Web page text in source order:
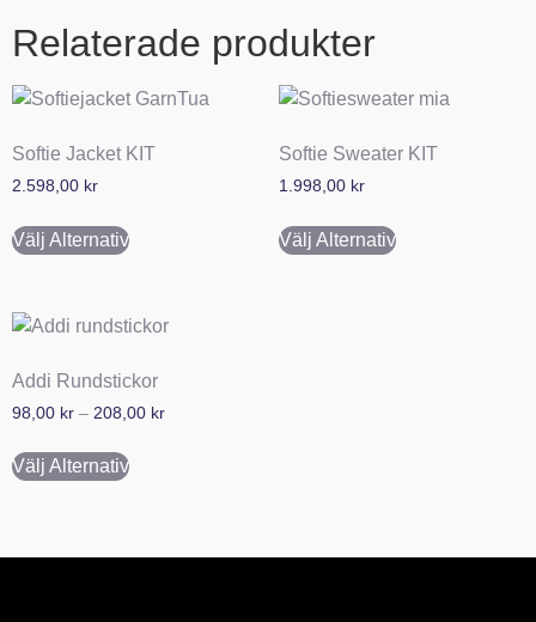
Relaterade produkter
Softie Jacket KIT
2.598,00 kr
Välj Alternativ
Softie Sweater KIT
1.998,00 kr
Välj Alternativ
Addi Rundstickor
98,00 kr – 208,00 kr
Välj Alternativ